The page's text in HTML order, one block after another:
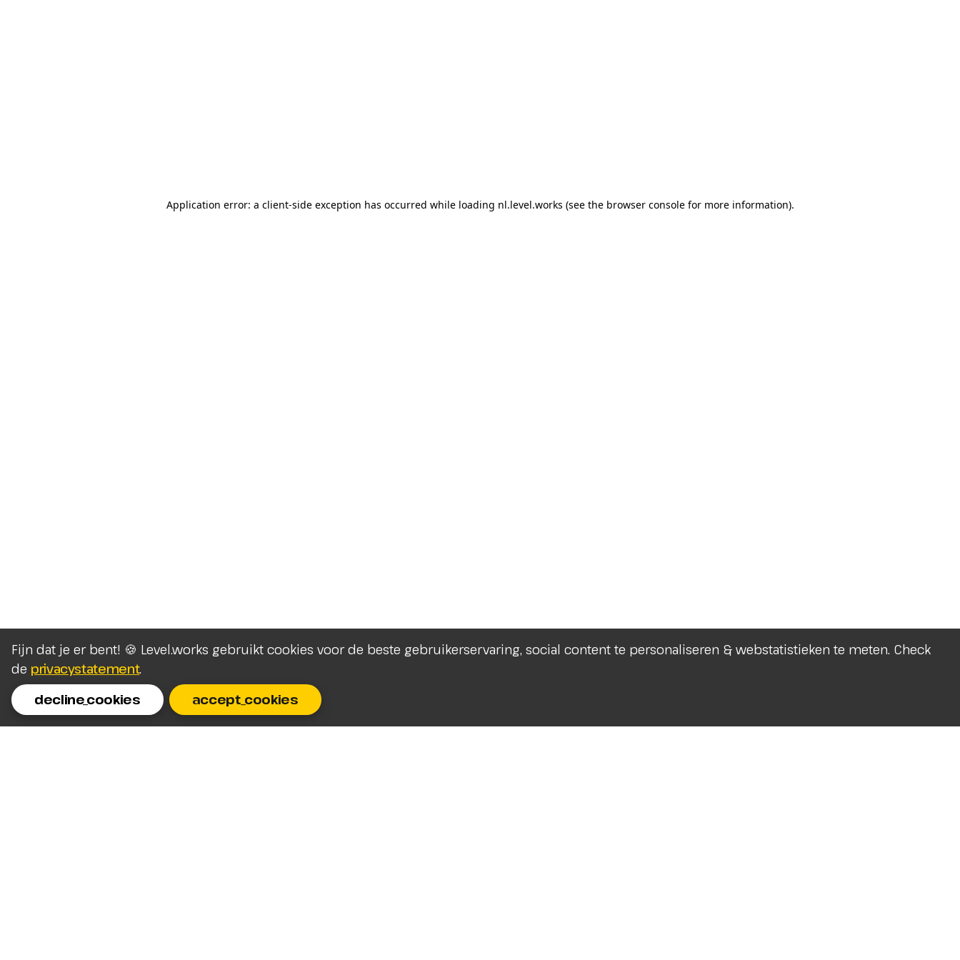
Fijn dat je er bent! 🍪 Level.works gebruikt cookies voor de beste gebruikerservaring, social content te personaliseren & webstatistieken te meten. Check
de privacystatement.
decline_cookies
accept_cookies
Application error: a client-side exception has occurred while loading nl.level.works (see the browser console for more information).